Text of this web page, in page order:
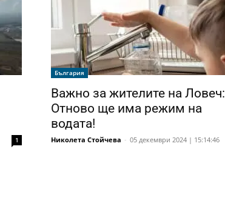
1
България
Важно за жителите на Ловеч:
Отново ще има режим на
водата!
Николета Стойчева - 05 декември 2024 | 15:14:46